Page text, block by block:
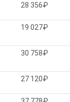
28 356₽
19 027₽
30 758₽
27 120₽